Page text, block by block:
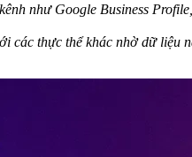
như Google Business
các thực thể khác nhờ dữ liệu